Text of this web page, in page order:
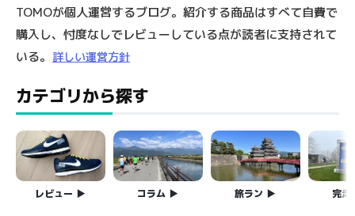
TOMOが個人運営するブログ。紹介する商品はすべて自費で
購入し、忖度なしでレビューしている点が読者に支持されて
いる。 詳しい運営方針
カテゴリから探す
レビュー コラム 旅ラン 完走